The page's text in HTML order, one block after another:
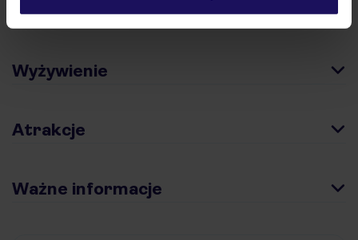
Pokoje
Wyżywienie
Atrakcje
Ważne informacje